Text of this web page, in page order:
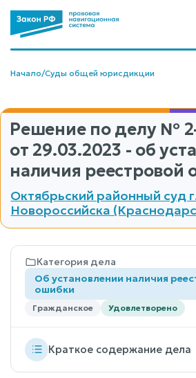
Начало/Суды общей юрисдикции
Решение по делу №
от 29.03.2023 - об
наличия реестровой
Октябрьский районный суд
Новороссийска
Категория дела
Об установлении наличия
ошибки
Гражданское Удовлетворено
Краткое содержание дела